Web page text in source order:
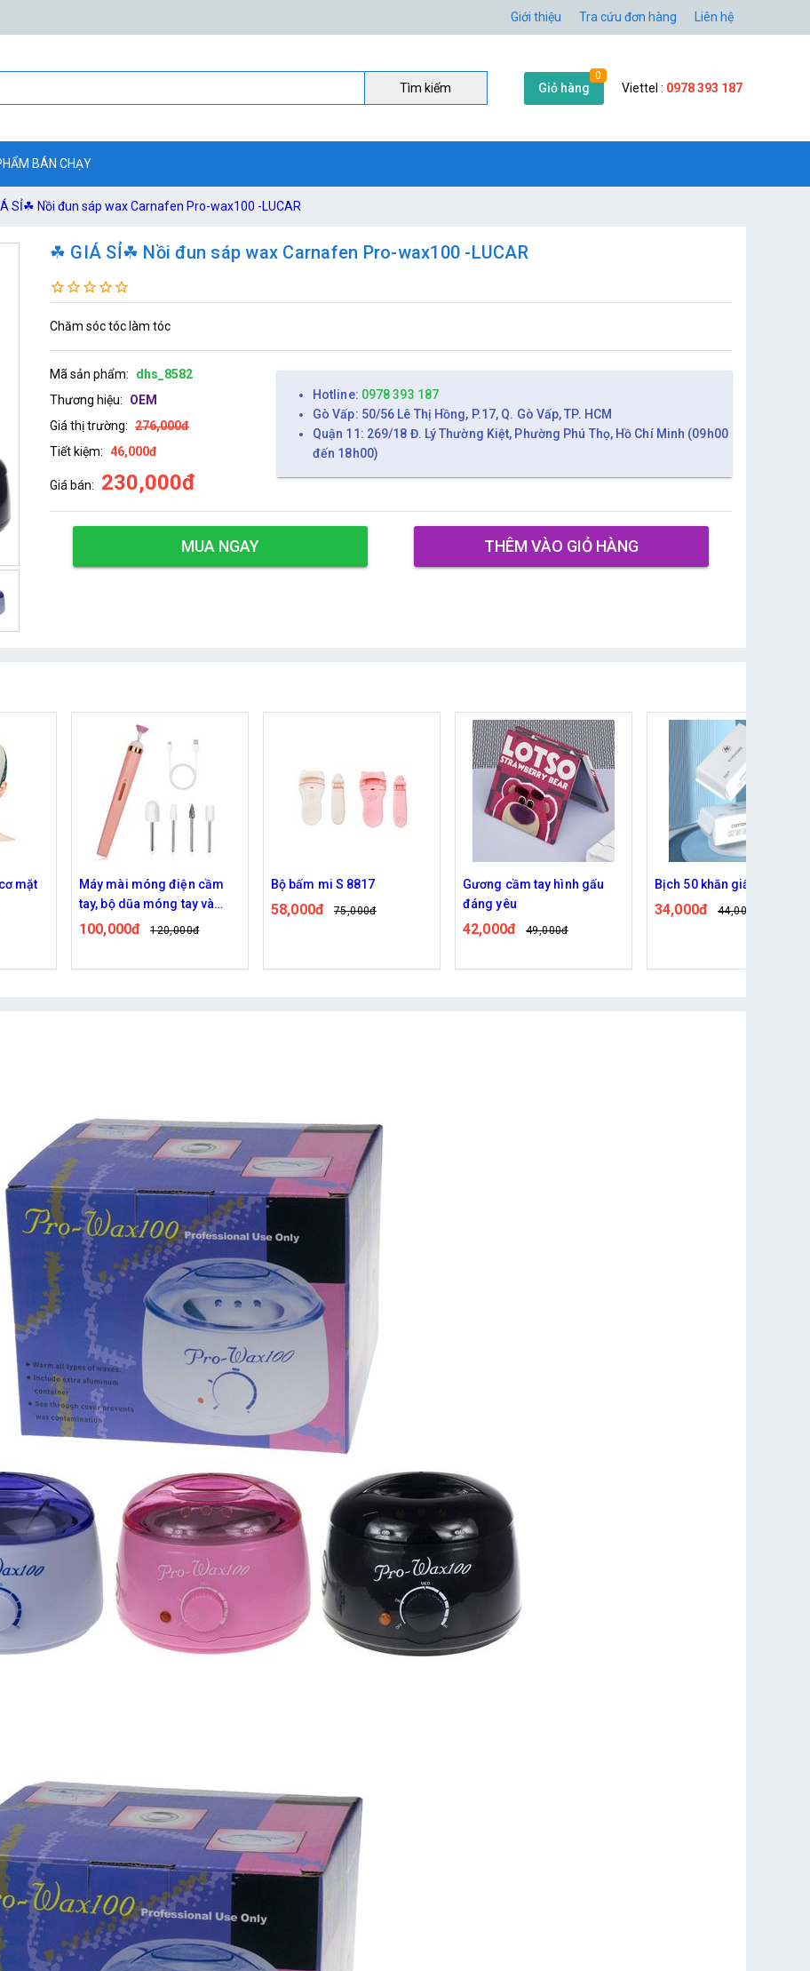
Giới thiệu Tra cứu đơn hàng Liên hệ
Tìm kiếm Giỏ hàng
0
Viettel : 0978 393 187
BÁN CHẠY
SỈ☘ Nồi đun sáp wax Carnafen Pro-wax100 -LUCAR
☘ GIÁ SỈ☘ Nồi đun sáp wax Carnafen Pro-wax100 -LUCAR
Chăm sóc tóc làm tóc
Mã sản phẩm:
dhs_8582
Thương hiệu:
OEM
Giá thị trường: 276,000đ
Tiết kiệm: 46,000đ
Giá bán: 230,000đ
Hotline: 0978 393 187
Gò Vấp: 50/56 Lê Thị Hồng, P.17, Q. Gò Vấp, TP. HCM
Quận 11: 269/18 Đ. Lý Thường Kiệt, Phường Phú Thọ, Hồ Chí Minh (09h00
đến 18h00)
MUA NGAY THÊM VÀO GIỎ HÀNG
cầm
và
Bộ bấm mi S 8817
58,000đ 75,000đ
Gương cầm tay hình gấu
đáng yêu
Bịch 50 khăn giấy tẩy trang
34,000đ
Set 8 Cọ Trang Điểm
Cách Vintage